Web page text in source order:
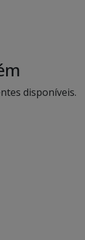
disponíveis.